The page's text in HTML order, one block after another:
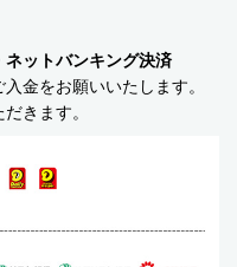
ネットバンキング決済
金をお願いいたします。
きます。